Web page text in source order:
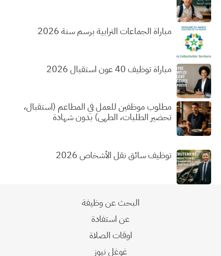
مباراة الجماعات الترابية برسم سنة 2026
مباراة توظيف 40 عون استقبال 2026
مطلوب موظفين للعمل في المطاعم (استقبال،
تحضير الطلبات، الطهي) بدون شهادة
توظيف سائق نقل الأشخاص 2026
البحث عن وظيفة
عن استفادة
اوقات الصلاة
غوغل نيوز